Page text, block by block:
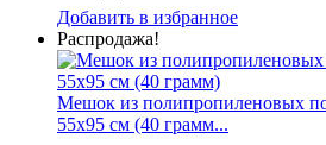
Добавить в избранное
Распродажа!
Мешок из полипропиленовых
55х95 см (40 грамм...